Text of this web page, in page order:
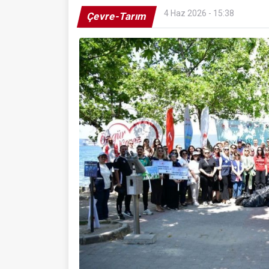
Çevre-Tarım 4 Haz 2026 - 15:38